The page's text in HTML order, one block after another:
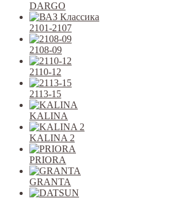
DARGO
2101-2107
2108-09
2110-12
2113-15
KALINA
KALINA 2
PRIORA
GRANTA